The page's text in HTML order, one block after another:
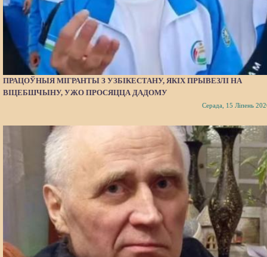
ПРАЦОЎНЫЯ МІГРАНТЫ З УЗБІКЕСТАНУ, ЯКІХ ПРЫВЕЗЛІ НА
ВІЦЕБШЧЫНУ, УЖО ПРОСЯЦЦА ДАДОМУ
Серада, 15 Ліпень